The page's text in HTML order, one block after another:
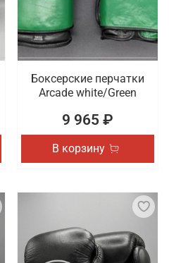
Боксерские перчатки
Arcade white/Green
9 965 ₽
В корзину